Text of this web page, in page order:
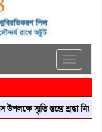
Toggle
স্তম্ভে শ্রদ্ধা নিবেদন